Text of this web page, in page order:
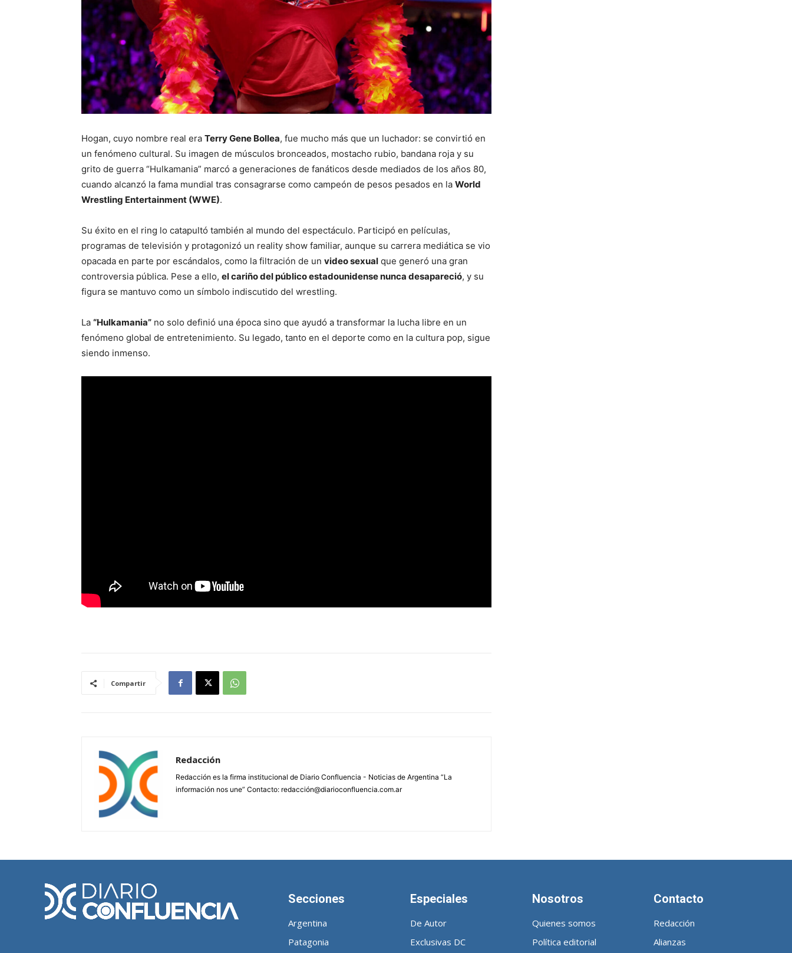
Hogan, cuyo nombre real era Terry Gene Bollea, fue mucho más que un luchador: se convirtió en
un fenómeno cultural. Su imagen de músculos bronceados, mostacho rubio, bandana roja y su
grito de guerra “Hulkamania” marcó a generaciones de fanáticos desde mediados de los años 80,
cuando alcanzó la fama mundial tras consagrarse como campeón de pesos pesados en la World
Wrestling Entertainment (WWE).
Su éxito en el ring lo catapultó también al mundo del espectáculo. Participó en películas,
programas de televisión y protagonizó un reality show familiar, aunque su carrera mediática se vio
opacada en parte por escándalos, como la filtración de un video sexual que generó una gran
controversia pública. Pese a ello, el cariño del público estadounidense nunca desapareció, y su
figura se mantuvo como un símbolo indiscutido del wrestling.
La “Hulkamania” no solo definió una época sino que ayudó a transformar la lucha libre en un
fenómeno global de entretenimiento. Su legado, tanto en el deporte como en la cultura pop, sigue
siendo inmenso.
Compartir
Redacción
Redacción es la firma institucional de Diario Confluencia - Noticias de Argentina “La
información nos une” Contacto: redacción@diarioconfluencia.com.ar
Secciones
Argentina
Patagonia
Especiales
De Autor
Exclusivas DC
Nosotros
Quienes somos
Política editorial
Contacto
Redacción
Alianzas